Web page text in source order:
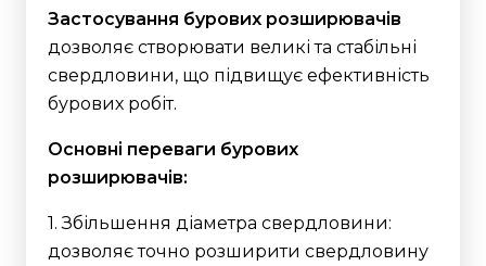
Застосування бурових розширювачів
дозволяє створювати великі та стабільні
свердловини, що підвищує ефективність
бурових робіт.
Основні переваги бурових
розширювачів:
1. Збільшення діаметра свердловини:
дозволяє точно розширити свердловину